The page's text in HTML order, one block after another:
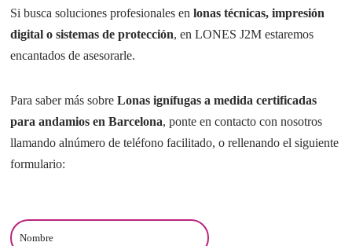
Si busca soluciones profesionales enlonas técnicas, impresión
digital o sistemas de protección, en LONES J2M estaremos
encantados de asesorarle.
Para saber más sobreLonas ignífugas a medida certificadas
para andamios en Barcelona, ponte en contacto con nosotros
llamando alnúmero de teléfono facilitado, o rellenando el siguiente
formulario: